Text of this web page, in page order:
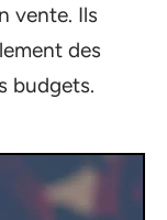
vente. Ils
des
budgets.